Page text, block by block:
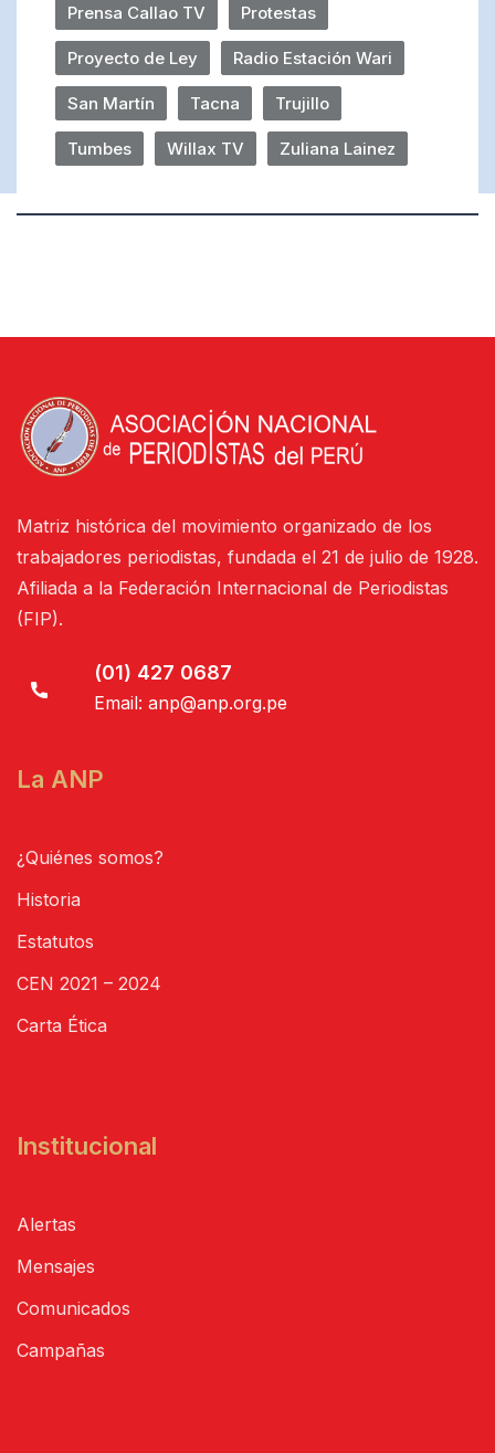
Prensa Callao TV Protestas
Proyecto de Ley Radio Estación Wari
San Martín Tacna Trujillo
Tumbes Willax TV Zuliana Lainez
Matriz histórica del movimiento organizado de los
trabajadores periodistas, fundada el 21 de julio de 1928.
Afiliada a la Federación Internacional de Periodistas
(FIP).
(01) 427 0687
Email: anp@anp.org.pe
La ANP
¿Quiénes somos?
Historia
Estatutos
CEN 2021 – 2024
Carta Ética
Institucional
Alertas
Mensajes
Comunicados
Campañas